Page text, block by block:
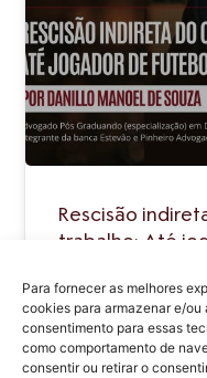
Para fornecer as melhores
cookies para armazenar e/
consentimento para essas
como comportamento de
consentir ou retirar o
Rescisão
trabalho: Até